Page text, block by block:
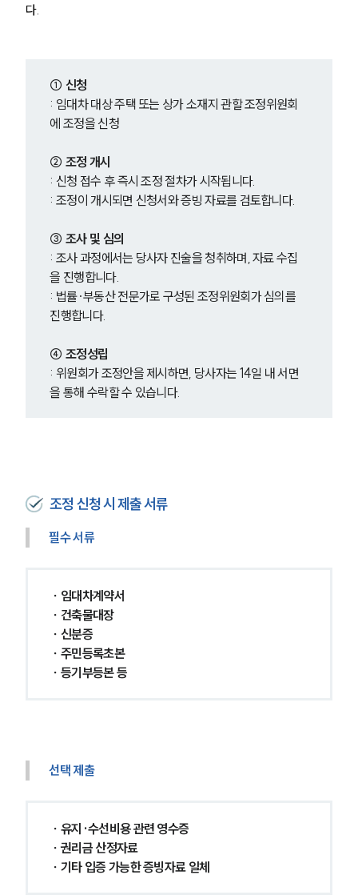
다.
① 신청
: 임대차 대상 주택 또는 상가 소재지 관할 조정위원회
에 조정을 신청
② 조정 개시
: 신청 접수 후 즉시 조정 절차가 시작됩니다.
: 조정이 개시되면 신청서와 증빙 자료를 검토합니다.
③ 조사 및 심의
: 조사 과정에서는 당사자 진술을 청취하며, 자료 수집
을 진행합니다.
: 법률·부동산 전문가로 구성된 조정위원회가 심의를
진행합니다.
④ 조정성립
: 위원회가 조정안을 제시하면, 당사자는 14일 내 서면
을 통해 수락할 수 있습니다.
조정 신청 시 제출 서류
필수 서류
∙ 임대차계약서
∙ 건축물대장
∙ 신분증
∙ 주민등록초본
∙ 등기부등본 등
선택 제출
∙ 유지·수선비용 관련 영수증
∙ 권리금 산정자료
∙ 기타 입증 가능한 증빙자료 일체